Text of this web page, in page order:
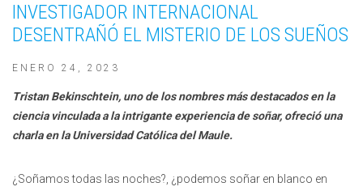
INVESTIGADOR INTERNACIONAL
DESENTRAÑÓ EL MISTERIO DE LOS SUEÑOS
ENERO 24, 2023
Tristan Bekinschtein, uno de los nombres más destacados en la
ciencia vinculada a la intrigante experiencia de soñar, ofreció una
charla en la Universidad Católica del Maule.
¿Soñamos todas las noches?, ¿podemos soñar en blanco en